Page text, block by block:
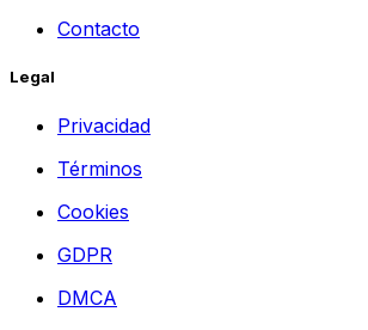
Contacto
Legal
Privacidad
Términos
Cookies
GDPR
DMCA